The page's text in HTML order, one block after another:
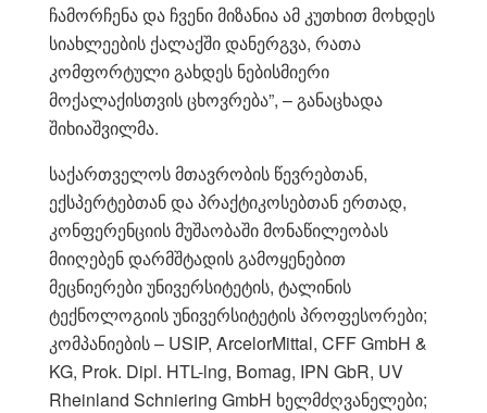
ჩამორჩენა და ჩვენი მიზანია ამ კუთხით მოხდეს
სიახლეების ქალაქში დანერგვა, რათა
კომფორტული გახდეს ნებისმიერი
მოქალაქისთვის ცხოვრება”, – განაცხადა
შიხიაშვილმა.
საქართველოს მთავრობის წევრებთან,
ექსპერტებთან და პრაქტიკოსებთან ერთად,
კონფერენციის მუშაობაში მონაწილეობას
მიიღებენ დარმშტადის გამოყენებით
მეცნიერები უნივერსიტეტის, ტალინის
ტექნოლოგიის უნივერსიტეტის პროფესორები;
კომპანიების – USIP, ArcelorMittal, CFF GmbH &
KG, Prok. Dipl. HTL-lng, Bomag, IPN GbR, UV
Rheinland Schniering GmbH ხელმძღვანელები;